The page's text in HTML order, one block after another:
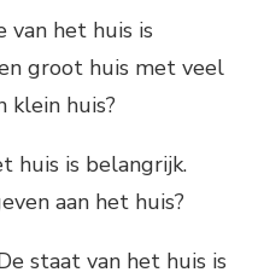
het huis is
groot huis met veel
klein huis?
huis is belangrijk.
aan het huis?
staat van het huis is